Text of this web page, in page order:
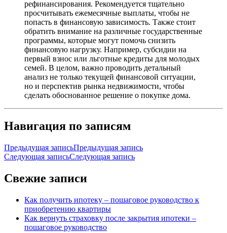
рефинансирования. Рекомендуется тщательно
просчитывать ежемесячные выплаты, чтобы не
попасть в финансовую зависимость. Также стоит
обратить внимание на различные государственные
программы, которые могут помочь снизить
финансовую нагрузку. Например, субсидии на
первый взнос или льготные кредиты для молодых
семей. В целом, важно проводить детальный
анализ не только текущей финансовой ситуации,
но и перспектив рынка недвижимости, чтобы
сделать обоснованное решение о покупке дома.
Навигация по записям
Предыдущая записьПредыдущая запись
Следующая записьСледующая запись
Свежие записи
Как получить ипотеку – пошаговое руководство к
приобретению квартиры
Как вернуть страховку после закрытия ипотеки –
пошаговое руководство